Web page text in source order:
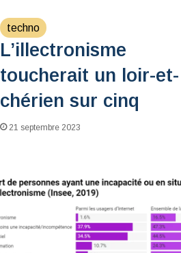
techno
L’illectronisme
toucherait un loir-et-
chérien sur cinq
21 septembre 2023